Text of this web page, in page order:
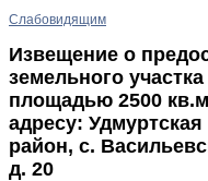
Слабовидящим
Извещение о
земельного
площадью 2500
адресу:
район, с.
д. 20